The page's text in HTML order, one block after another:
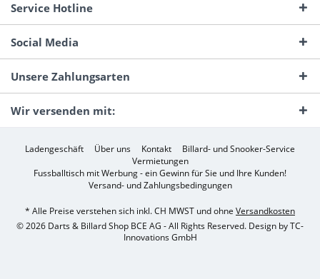
Service Hotline
Social Media
Unsere Zahlungsarten
Wir versenden mit:
Ladengeschäft Über uns Kontakt
Billard- und Snooker-Service
Vermietungen
Fussballtisch mit Werbung - ein Gewinn für Sie und Ihre Kunden!
Versand- und Zahlungsbedingungen
* Alle Preise verstehen sich inkl. CH MWST und ohne Versandkosten
© 2026 Darts & Billard Shop BCE AG - All Rights Reserved. Design byTC-
Innovations GmbH